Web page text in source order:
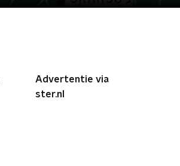
Advertentie via
ster.nl